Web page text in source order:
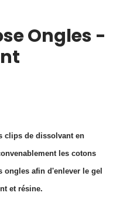
Ongles -
clips de dissolvant en
les cotons
afin d'enlever le gel
et résine.